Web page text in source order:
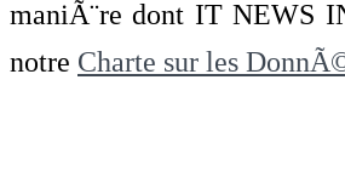
maniÃ¨re dont IT NEWS
notre Charte sur les